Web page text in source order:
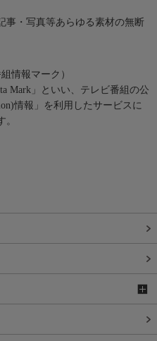
事・写真等あらゆる素材の無断
情報マーク）
Mark」といい、テレビ番組の公
情報」を利用したサービスに